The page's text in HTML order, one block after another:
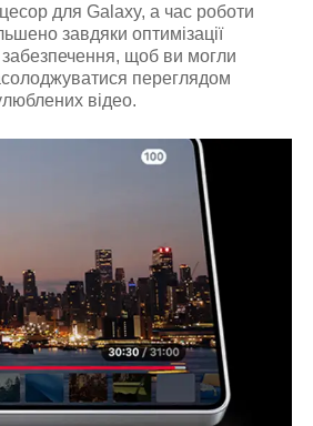
для Galaxy, а час роботи
завдяки оптимізації
щоб ви могли
переглядом
відео.